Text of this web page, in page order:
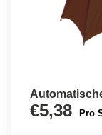
€5,38 Pro